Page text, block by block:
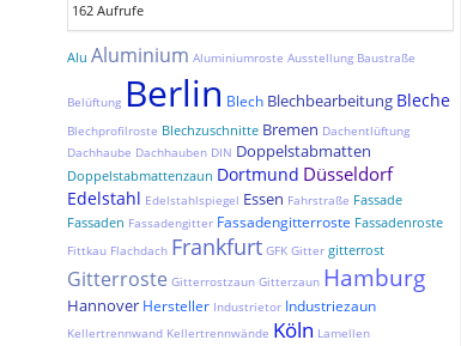
162 Aufrufe
Alu Aluminium Aluminiumroste Ausstellung Baustraße
Belüftung Berlin Blech Blechbearbeitung Bleche
Blechprofilroste Blechzuschnitte Bremen Dachentlüftung
Dachhaube Dachhauben DIN Doppelstabmatten
Doppelstabmattenzaun Dortmund Düsseldorf
Edelstahl Edelstahlspiegel Essen Fahrstraße Fassade
Fassaden Fassadengitter Fassadengitterroste Fassadenroste
Fittkau Flachdach Frankfurt GFK Gitter gitterrost
Gitterroste Gitterrostzaun Gitterzaun Hamburg
Hannover Hersteller Industrietor Industriezaun
Kellertrennwand Kellertrennwände Köln Lamellen